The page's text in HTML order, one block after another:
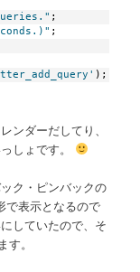
;
;
);
ンダーだしてり、
しょです。
ク・ピンバックの
で表示となるので
していたので、そ
。